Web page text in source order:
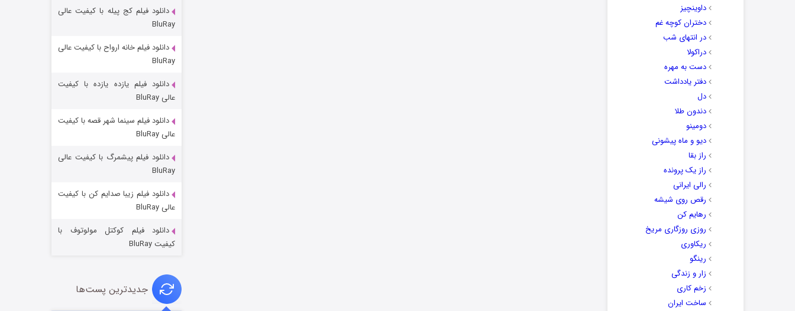
داوینچیز
دختران کوچه غم
در انتهای شب
دراکولا
دست به مهره
دفتر یادداشت
دل
دندون طلا
دومینو
دیو و ماه پیشونی
راز بقا
راز یک پرونده
رالی ایرانی
رقص روی شیشه
رهایم کن
روزی روزگاری مریخ
ریکاوری
رینگو
زار و زندگی
زخم کاری
ساخت ایران
شوگر فصل ۲
خاندان اژدها فصل ۳
دانلود فیلم کج‌ پیله با کیفیت عالی
BluRay
دانلود فیلم خانه ارواح با کیفیت عالی
BluRay
دانلود فیلم یازده یازده با کیفیت
عالی BluRay
دانلود فیلم سینما شهر قصه با کیفیت
عالی BluRay
دانلود فیلم پیشمرگ با کیفیت عالی
BluRay
دانلود فیلم زیبا صدایم کن با کیفیت
عالی BluRay
دانلود فیلم کوکتل مولوتوف با
کیفیت BluRay
جدیدترین پست‌ها